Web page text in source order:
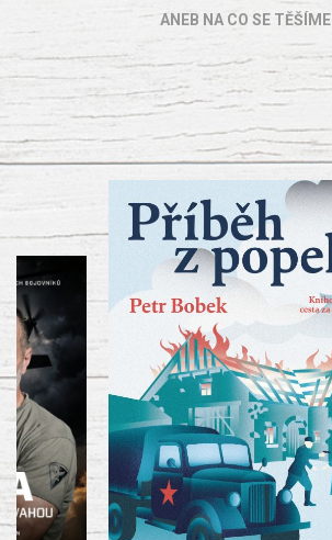
ANEB NA CO SE TĚŠÍME